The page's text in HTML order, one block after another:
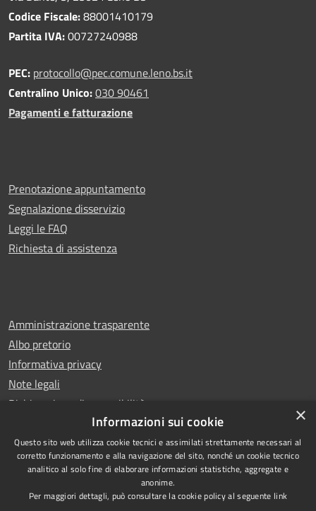
Codice Fiscale:88001410179
Partita IVA:00727240988
PEC: protocollo@pec.comune.leno.bs.it
Centralino Unico:030 90461
Pagamenti e fatturazione
Prenotazione appuntamento
Segnalazione disservizio
Leggi le FAQ
Richiesta di assistenza
Amministrazione trasparente
Albo pretorio
Informativa privacy
Note legali
Dichiarazione di accessibilità
RSS
Accessibilità
Copyright © 2026 • Comune di
Leno • Powered by
×
Informazioni sui cookie
Questo sito web utilizza cookie tecnici e assimilati strettamente necessari al
corretto funzionamento e alla navigazione del sito, nonché un cookie tecnico
analitico al solo fine di elaborare informazioni statistiche, aggregate e
anonime.
Per maggiori dettagli, può consultare la cookie policy al seguente link